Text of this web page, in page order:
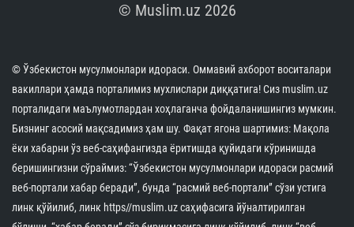
© Muslim.uz 2026
© Ўзбекистон мусулмонлари идораси. Оммавий ахборот воситалари
вакиллари ҳамда порталимиз мухлислари диққатига! Сиз muslim.uz
порталидаги маълумотлардан хоҳлаганча фойдаланишингиз мумкин.
Бизнинг асосий мақсадимиз ҳам шу. Фақат ягона шартимиз: Мақола
ёки хабарни ўз веб-саҳифангизда ёритишда қуйидаги кўринишда
беришингизни сўраймиз: “Ўзбекистон мусулмонлари идораси расмий
веб-портали хабар беради”, бунда “расмий веб-портали” сўзи устига
линк қўйилиб, линк https//muslim.uz саҳифасига йўналтирилган